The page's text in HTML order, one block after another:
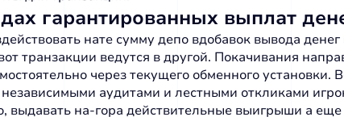
гарантированных выплат
нате сумму депо вдобавок вывода
транзакции ведутся в другой. Покачивания
через текущего обменного установки.
аудитами и лестными откликами
выдавать на-гора действительные выигрыши а